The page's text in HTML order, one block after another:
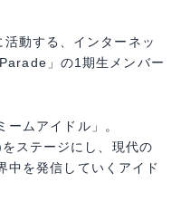
動する、インターネッ
」の1期生メンバー
ムアイドル」。
ステージにし、現代の
中を発信していくアイド